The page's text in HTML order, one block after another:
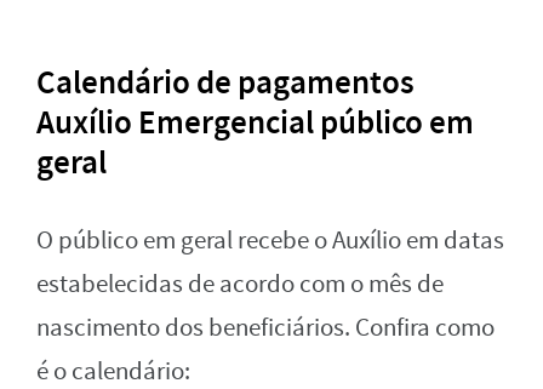
Calendário de pagamentos
Auxílio Emergencial público em
geral
O público em geral recebe o Auxílio em datas
estabelecidas de acordo com o mês de
nascimento dos beneficiários. Confira como
é o calendário: